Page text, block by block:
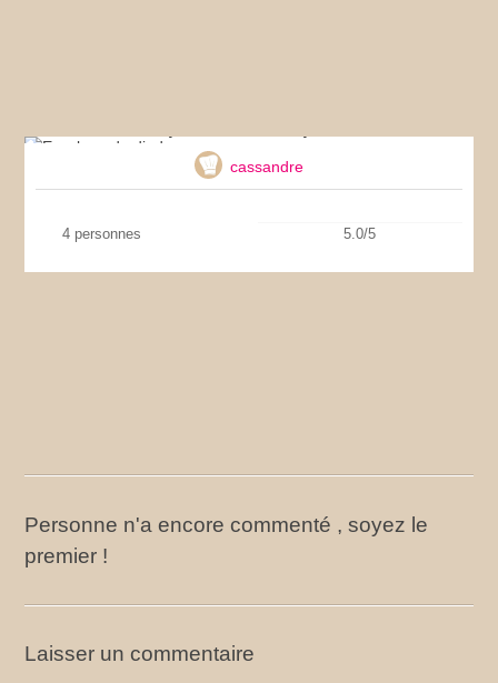
cassandre
4 personnes 5.0/5
Personne n'a encore commenté , soyez le
premier !
Laisser un commentaire